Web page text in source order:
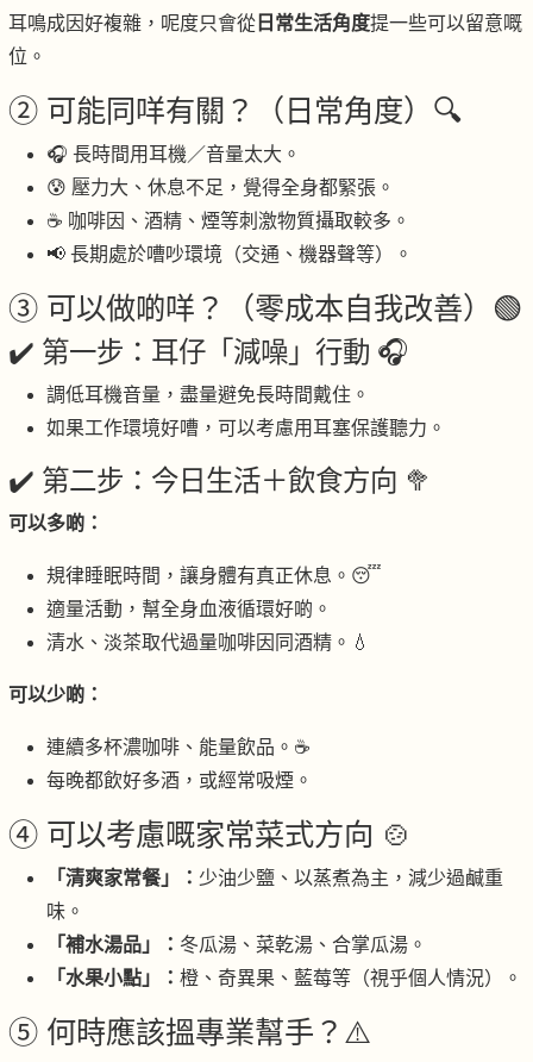
耳鳴成因好複雜，呢度只會從 日常生活角度提一些可以留意嘅
位。
② 可能同咩有關？（日常角度）🔍
🎧 長時間用耳機／音量太大。
😰 壓力大、休息不足，覺得全身都緊張。
☕ 咖啡因、酒精、煙等刺激物質攝取較多。
📢 長期處於嘈吵環境（交通、機器聲等）。
③ 可以做啲咩？（零成本自我改善）🟢
✔️ 第一步：耳仔「減噪」行動 🎧
調低耳機音量，盡量避免長時間戴住。
如果工作環境好嘈，可以考慮用耳塞保護聽力。
✔️ 第二步：今日生活＋飲食方向 🥦
可以多啲：
規律睡眠時間，讓身體有真正休息。😴
適量活動，幫全身血液循環好啲。
清水、淡茶取代過量咖啡因同酒精。💧
可以少啲：
連續多杯濃咖啡、能量飲品。☕
每晚都飲好多酒，或經常吸煙。
④ 可以考慮嘅家常菜式方向 🍲
「清爽家常餐」： 少油少鹽、以蒸煮為主，減少過鹹重
味。
「補水湯品」： 冬瓜湯、菜乾湯、合掌瓜湯。
「水果小點」： 橙、奇異果、藍莓等（視乎個人情況）。
⑤ 何時應該搵專業幫手？⚠️